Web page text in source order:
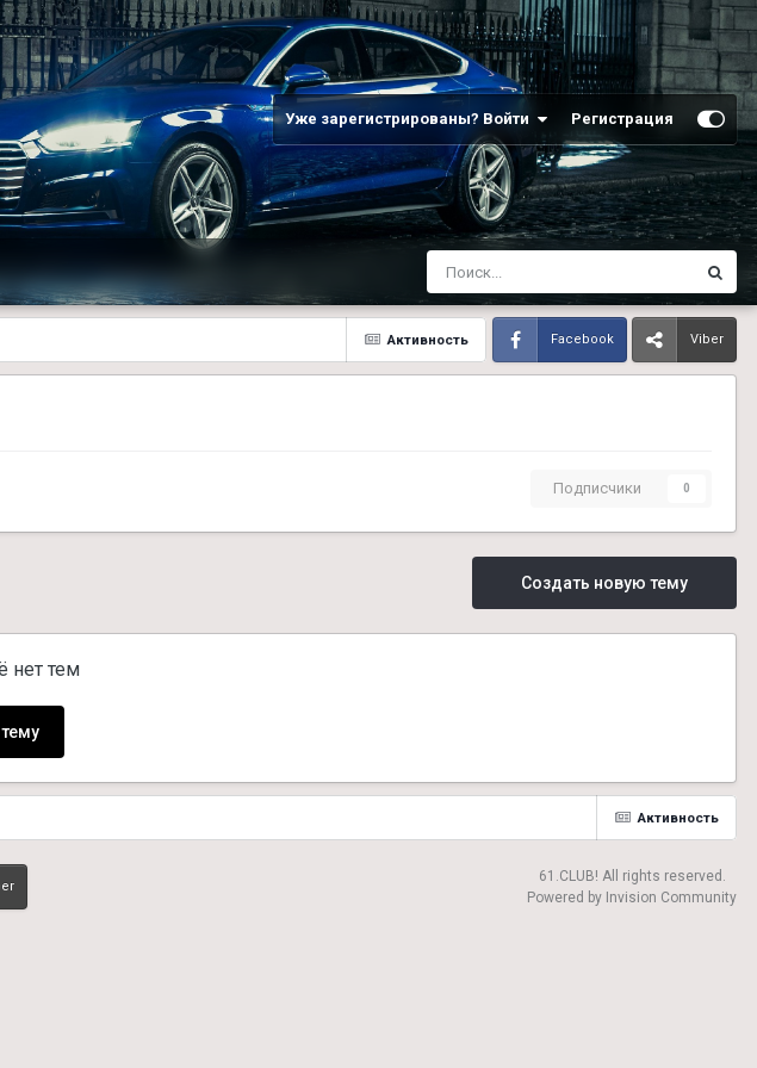
Уже зарегистрированы? Войти Регистрация
Активность Facebook Viber
Подписчики 0
Создать новую тему
нет тем
Активность
61.CLUB! All rights reserved.
Powered by Invision Community